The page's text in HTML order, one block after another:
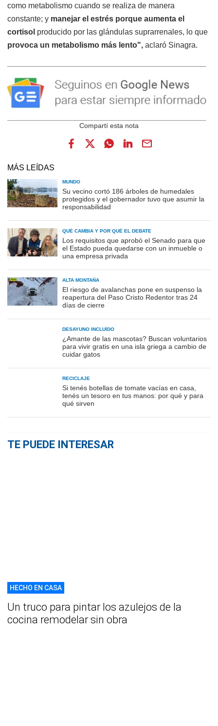
como metabolismo cuando se realiza de manera
constante; y manejar el estrés porque aumenta el
cortisol producido por las glándulas suprarrenales, lo que
provoca un metabolismo más lento", aclaró Sinagra.
MÁS LEÍDAS
MUNDO
Su vecino cortó 186 árboles de humedales
protegidos y el gobernador tuvo que asumir la
responsabilidad
QUÉ CAMBIA Y POR QUÉ EL DEBATE
Los requisitos que aprobó el Senado para que
el Estado pueda quedarse con un inmueble o
una empresa privada
ALTA MONTAÑA
El riesgo de avalanchas pone en suspenso la
reapertura del Paso Cristo Redentor tras 24
días de cierre
DESAYUNO INCLUÍDO
¿Amante de las mascotas? Buscan voluntarios
para vivir gratis en una isla griega a cambio de
cuidar gatos
RECICLAJE
Si tenés botellas de tomate vacías en casa,
tenés un tesoro en tus manos: por qué y para
qué sirven
TE PUEDE INTERESAR
HECHO EN CASA
Un truco para pintar los azulejos de la
cocina remodelar sin obra